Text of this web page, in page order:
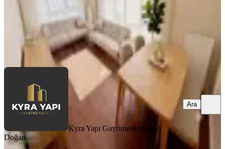
Kyra Yapı GayrimenkulÇetin Doğan
Kyra Yapı GayrimenkulÇetin
Doğan
Ara